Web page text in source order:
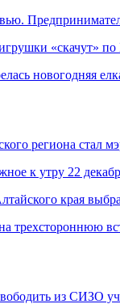
«скачут» по
новогодняя
региона стал
к утру 22
края
на трехстороннюю
из СИЗО